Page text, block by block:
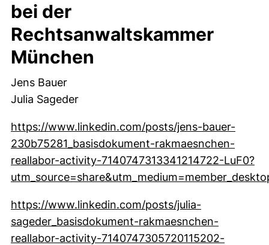
bei der
Rechtsanwaltskammer
München
Jens Bauer
Julia Sageder
https://www.linkedin.com/posts/jens-bauer-
230b75281_basisdokument-rakmaesnchen-
reallabor-activity-7140747313341214722-LuF0?
https://www.linkedin.com/posts/julia-
sageder_basisdokument-rakmaesnchen-
reallabor-activity-7140747305720115202-